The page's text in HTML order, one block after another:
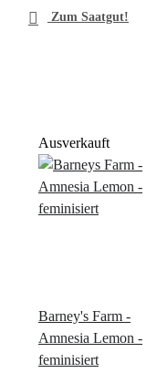
 Zum Saatgut!
Ausverkauft
Barney's Farm -
Amnesia Lemon -
feminisiert